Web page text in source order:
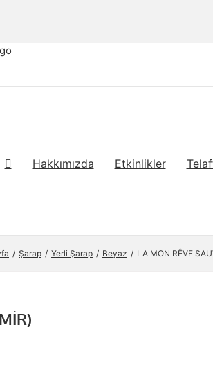
Hakkımızda Etkinlikler
Şarap Yerli Şarap Beyaz LA MON RÊVE